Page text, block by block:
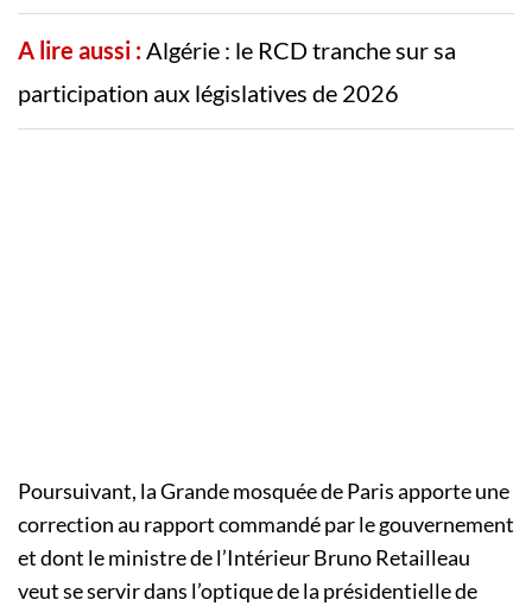
A lire aussi :Algérie : le RCD tranche sur sa
participation aux législatives de 2026
Poursuivant, la Grande mosquée de Paris apporte une
correction au rapport commandé par le gouvernement
et dont le ministre de l’Intérieur Bruno Retailleau
veut se servir dans l’optique de la présidentielle de